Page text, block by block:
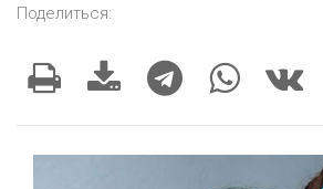
Поделиться: